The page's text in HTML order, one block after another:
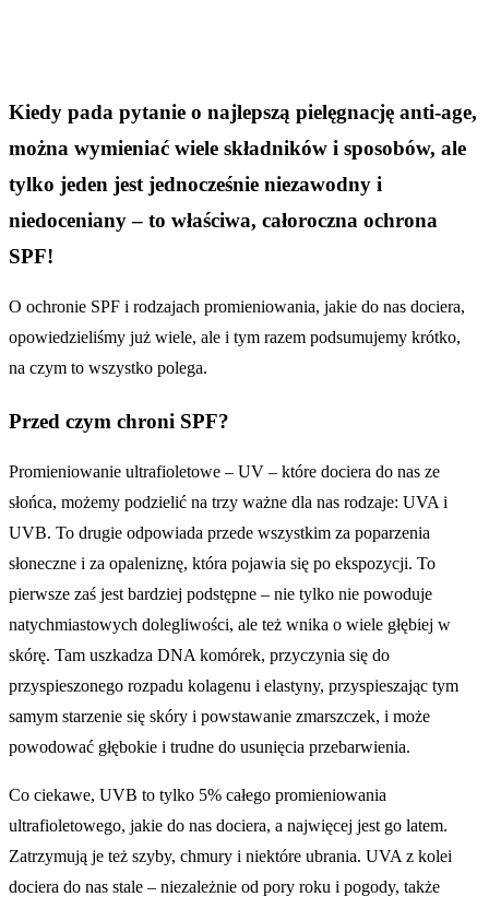
Kiedy pada pytanie o najlepszą pielęgnację anti-age,
można wymieniać wiele składników i sposobów, ale
tylko jeden jest jednocześnie niezawodny i
niedoceniany – to właściwa, całoroczna ochrona
SPF!
O ochronie SPF i rodzajach promieniowania, jakie do nas dociera,
opowiedzieliśmy już wiele, ale i tym razem podsumujemy krótko,
na czym to wszystko polega.
Przed czym chroni SPF?
Promieniowanie ultrafioletowe – UV – które dociera do nas ze
słońca, możemy podzielić na trzy ważne dla nas rodzaje: UVA i
UVB. To drugie odpowiada przede wszystkim za poparzenia
słoneczne i za opaleniznę, która pojawia się po ekspozycji. To
pierwsze zaś jest bardziej podstępne – nie tylko nie powoduje
natychmiastowych dolegliwości, ale też wnika o wiele głębiej w
skórę. Tam uszkadza DNA komórek, przyczynia się do
przyspieszonego rozpadu kolagenu i elastyny, przyspieszając tym
samym starzenie się skóry i powstawanie zmarszczek, i może
powodować głębokie i trudne do usunięcia przebarwienia.
Co ciekawe, UVB to tylko 5% całego promieniowania
ultrafioletowego, jakie do nas dociera, a najwięcej jest go latem.
Zatrzymują je też szyby, chmury i niektóre ubrania. UVA z kolei
dociera do nas stale – niezależnie od pory roku i pogody, także